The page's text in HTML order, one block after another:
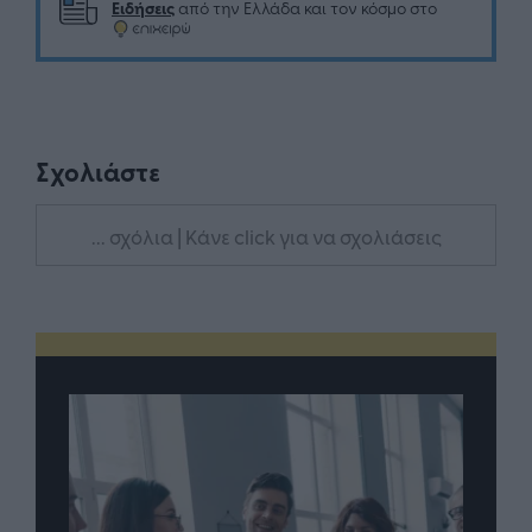
Ειδήσεις από την Ελλάδα και τον κόσμο στο
Σχολιάστε
... σχόλια | Κάνε click για να σχολιάσεις